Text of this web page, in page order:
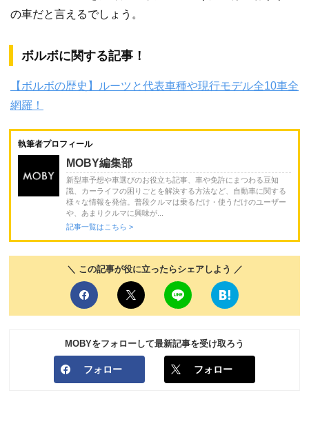
の車だと言えるでしょう。
ボルボに関する記事！
【ボルボの歴史】ルーツと代表車種や現行モデル全10車全
網羅！
執筆者プロフィール
MOBY編集部
新型車予想や車選びのお役立ち記事、車や免許にまつわる豆知
識、カーライフの困りごとを解決する方法など、自動車に関する
様々な情報を発信。普段クルマは乗るだけ・使うだけのユーザー
や、あまりクルマに興味が...
記事一覧はこちら >
＼ この記事が役に立ったらシェアしよう ／
MOBYをフォローして最新記事を受け取ろう
フォロー フォロー